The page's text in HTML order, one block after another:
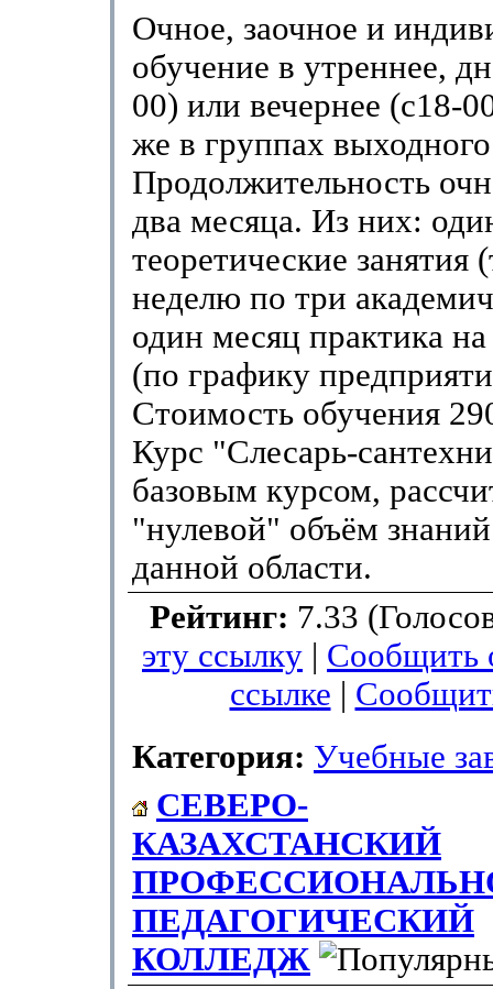
Очное, заочное и
обучение в утреннее,
00) или вечернее (с18-
же в группах
Продолжительность
два месяца. Из них:
теоретические занятия
неделю по три
один месяц практика
(по графику
Стоимость обучения
Курс "Слесарь-
базовым курсом,
"нулевой" объём
данной области.
Рейтинг: 7.33
эту ссылку
Сообщить
ссылке
Категория: Учебные
СЕВЕРО-
КАЗАХСТАНСКИЙ
ПЕДАГОГИЧЕСКИЙ
КОЛЛЕДЖ